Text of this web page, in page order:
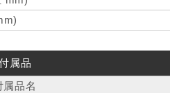
属品
属品名